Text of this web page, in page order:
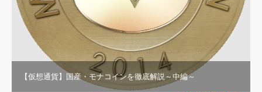
【仮想通貨】国産・モナコインを徹底解説～中編～